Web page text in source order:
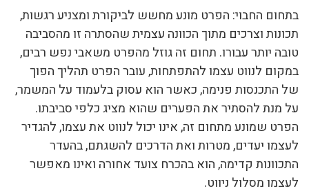
בתחום החבוי: הפרט מונע מחשש לביקורת ומצניע רגשות,
תכונות וצרכים מתוך הכוונה עצמית שהסתרה זו מהסביבה
טובה יותר עבורו. תחום זה גוזל מהפרט משאבי נפש רבים,
במקום לנווט עצמו להתפתחות, עובר הפרט תהליך הפוך
של התכנסות פנימה, כאשר הוא עסוק בלעמוד על המשמר,
על מנת להסתיר את הפערים שהוא מציג כלפי סביבתו.
הפרט שמונע מתחום זה, אינו יכול לנווט את עצמו, להגדיר
לעצמו יעדים, מטרות ואת הדרכים להשגתם, בהעדר
התכוונות קדימה, הוא בהכרח צועד אחורה ואינו מאפשר
לעצמו מסלול ניווט.